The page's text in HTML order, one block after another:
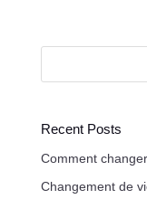
Recent Posts
Comment
Changement de